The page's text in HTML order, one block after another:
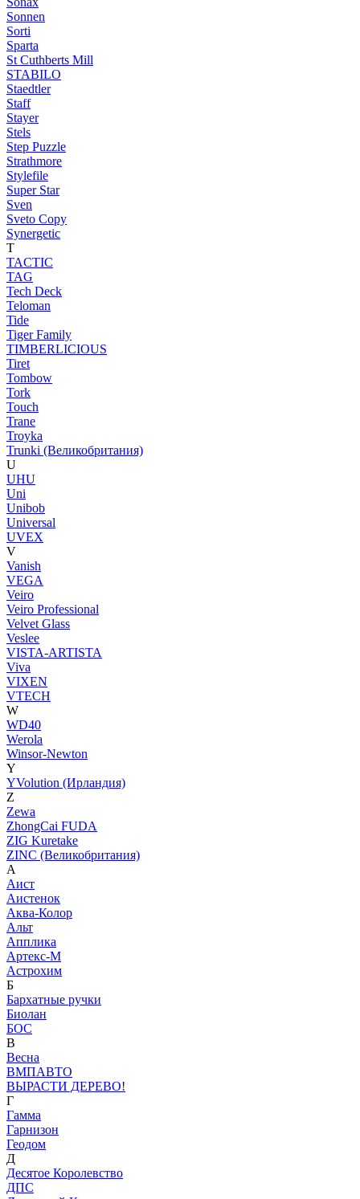
Sonnen
Sorti
Sparta
St Cuthberts Mill
STABILO
Staedtler
Staff
Stayer
Stels
Step Puzzle
Strathmore
Stylefile
Super Star
Sven
Sveto Copy
Synergetic
T
TACTIC
TAG
Tech Deck
Teloman
Tide
Tiger Family
TIMBERLICIOUS
Tiret
Tombow
Tork
Touch
Trane
Troyka
Trunki (Великобритания)
U
UHU
Uni
Unibob
Universal
UVEX
V
Vanish
VEGA
Veiro
Veiro Professional
Velvet Glass
Veslee
VISTA-ARTISTA
Viva
VIXEN
VTECH
W
WD40
Werola
Winsor-Newton
Y
YVolution (Ирландия)
Z
Zewa
ZhongCai FUDA
ZIG Kuretake
ZINC (Великобритания)
А
Аист
Аистенок
Аква-Колор
Альт
Апплика
Артекс-М
Астрохим
Б
Бархатные ручки
Биолан
БОС
В
Весна
ВМПАВТО
ВЫРАСТИ ДЕРЕВО!
Г
Гамма
Гарнизон
Геодом
Д
Десятое Королевство
ДПС